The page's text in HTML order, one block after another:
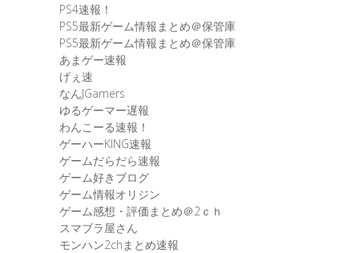
PS4速報！
PS5最新ゲーム情報まとめ＠保管庫
PS5最新ゲーム情報まとめ＠保管庫
あまゲー速報
げぇ速
なんJGamers
ゆるゲーマー遅報
わんこーる速報！
ゲーハーKING速報
ゲームだらだら速報
ゲーム好きブログ
ゲーム情報オリジン
ゲーム感想・評価まとめ＠2ｃｈ
スマブラ屋さん
モンハン2chまとめ速報